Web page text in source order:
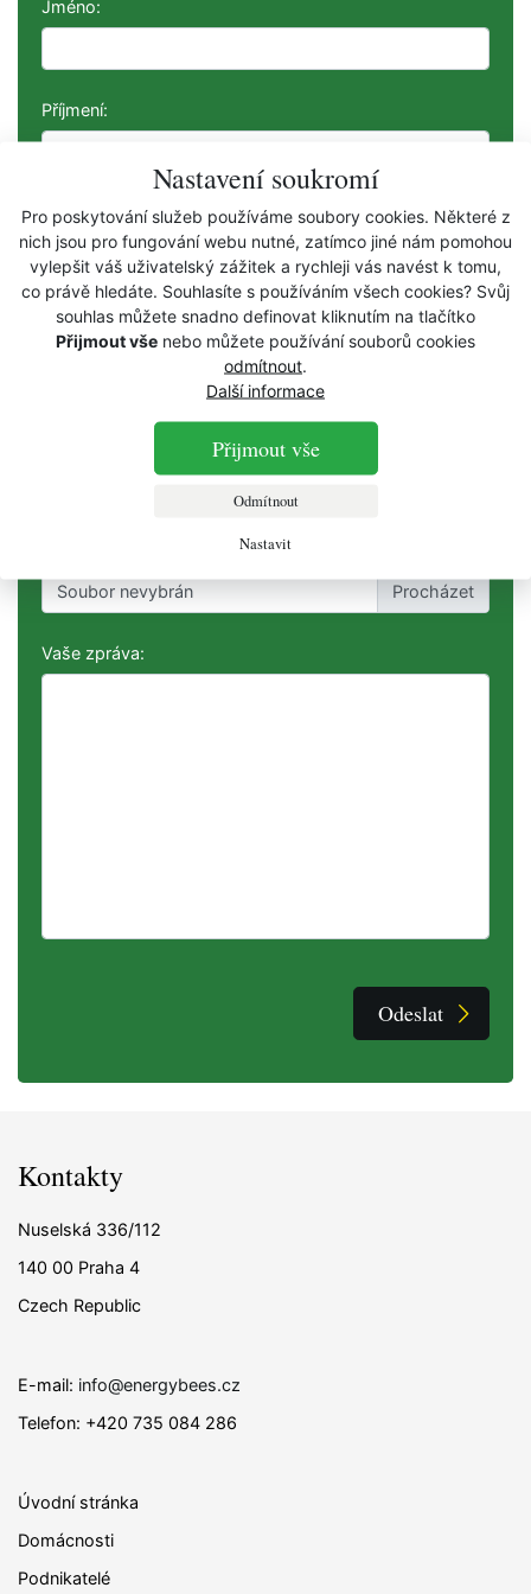
Nastavení soukromí
Pro poskytování služeb používáme soubory cookies. Některé z
nich jsou pro fungování webu nutné, zatímco jiné nám pomohou
vylepšit váš uživatelský zážitek a rychleji vás navést k tomu,
co právě hledáte. Souhlasíte s používáním všech cookies? Svůj
souhlas můžete snadno definovat kliknutím na tlačítko
Přijmout vše nebo můžete používání souborů cookies
odmítnout.
Další informace
Přijmout vše
Odmítnout
Nastavit
Jméno:
Příjmení:
Firma:
(nepovinný údaj, pouze pro firemní zákazníky)
Telefon:
Soubor nevybrán
Vaše zpráva:
Odeslat
Kontakty
Nuselská 336/112
140 00 Praha 4
Czech Republic
E-mail: info@energybees.cz
Telefon: +420 735 084 286
Úvodní stránka
Domácnosti
Podnikatelé